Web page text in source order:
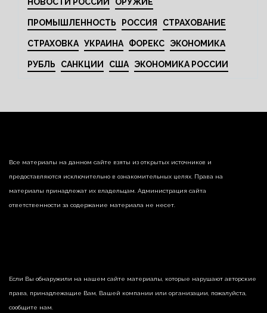
ПРОМЫШЛЕННОСТЬ РОССИЯ СТРАХОВАНИЕ
СТРАХОВКА УКРАИНА ФОРЕКС ЭКОНОМИКА
РУБЛЬ САНКЦИИ США ЭКОНОМИКА РОССИИ
Все материалы на данном сайте взяты из открытых источников и
предоставляются исключительно в ознакомительных целях. Права на
материалы принадлежат их владельцам. Администрация сайта
ответственности за содержание материала не несет.
Если Вы обнаружили на нашем сайте материалы, которые нарушают авторские
права, принадлежащие Вам, Вашей компании или организации, пожалуйста,
сообщите нам.